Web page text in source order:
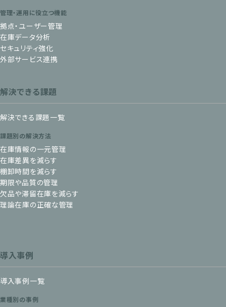
管理・運用に役立つ機能
拠点・ユーザー管理
在庫データ分析
セキュリティ強化
外部サービス連携
解決できる課題
解決できる課題一覧
課題別の解決方法
在庫情報の一元管理
在庫差異を減らす
棚卸時間を減らす
期限や品質の管理
欠品や滞留在庫を減らす
理論在庫の正確な管理
導入事例
導入事例一覧
業種別の事例